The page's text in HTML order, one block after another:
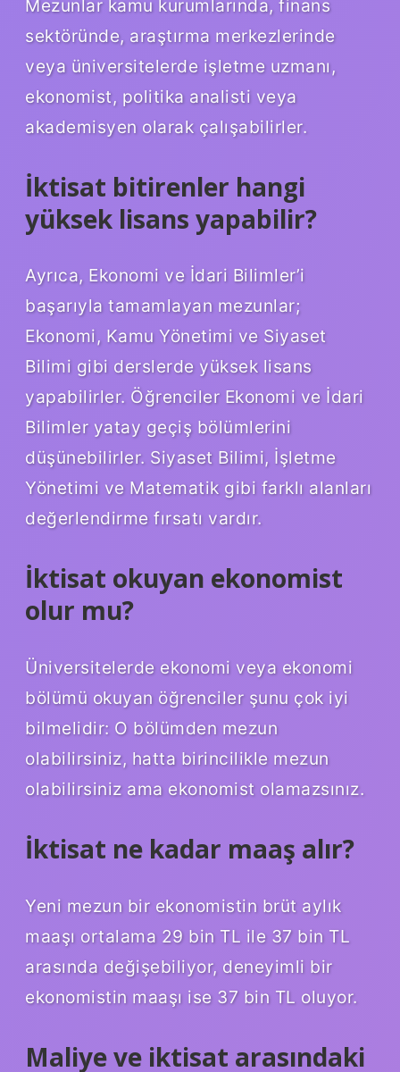
Mezunlar kamu kurumlarında, finans
sektöründe, araştırma merkezlerinde
veya üniversitelerde işletme uzmanı,
ekonomist, politika analisti veya
akademisyen olarak çalışabilirler.
İktisat bitirenler hangi
yüksek lisans yapabilir?
Ayrıca, Ekonomi ve İdari Bilimler’i
başarıyla tamamlayan mezunlar;
Ekonomi, Kamu Yönetimi ve Siyaset
Bilimi gibi derslerde yüksek lisans
yapabilirler. Öğrenciler Ekonomi ve İdari
Bilimler yatay geçiş bölümlerini
düşünebilirler. Siyaset Bilimi, İşletme
Yönetimi ve Matematik gibi farklı alanları
değerlendirme fırsatı vardır.
İktisat okuyan ekonomist
olur mu?
Üniversitelerde ekonomi veya ekonomi
bölümü okuyan öğrenciler şunu çok iyi
bilmelidir: O bölümden mezun
olabilirsiniz, hatta birincilikle mezun
olabilirsiniz ama ekonomist olamazsınız.
İktisat ne kadar maaş alır?
Yeni mezun bir ekonomistin brüt aylık
maaşı ortalama 29 bin TL ile 37 bin TL
arasında değişebiliyor, deneyimli bir
ekonomistin maaşı ise 37 bin TL oluyor.
Maliye ve iktisat arasındaki